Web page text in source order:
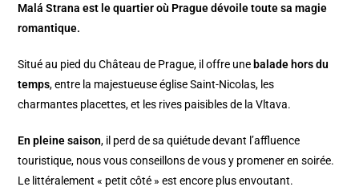
Malá Strana est le quartier où Prague dévoile toute sa magie
romantique.
Situé au pied du Château de Prague, il offre une balade hors du
temps, entre la majestueuse église Saint-Nicolas, les
charmantes placettes, et les rives paisibles de la Vltava.
En pleine saison, il perd de sa quiétude devant l’affluence
touristique, nous vous conseillons de vous y promener en soirée.
Le littéralement « petit côté » est encore plus envoutant.